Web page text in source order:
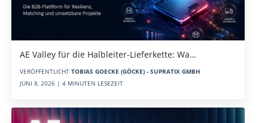
AE Valley für die Halbleiter-Lieferkette: Wa…
VERÖFFENTLICHT TOBIAS GOECKE (GÖCKE) - SUPRATIX GMBH
JUNI 8, 2026 | 4 MINUTEN LESEZEIT